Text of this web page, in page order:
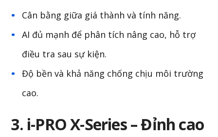
Cân bằng giữa giá thành và tính năng.
AI đủ mạnh để phân tích nâng cao, hỗ trợ
điều tra sau sự kiện.
Độ bền và khả năng chống chịu môi trường
cao.
3. i-PRO X-Series – Đỉnh cao